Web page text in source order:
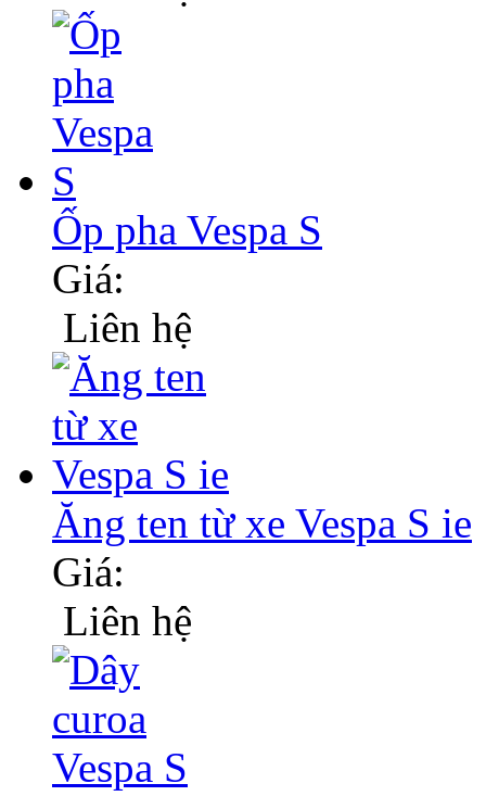
Ốp pha Vespa S
Giá:
Liên hệ
Ăng ten từ xe Vespa S ie
Giá:
Liên hệ